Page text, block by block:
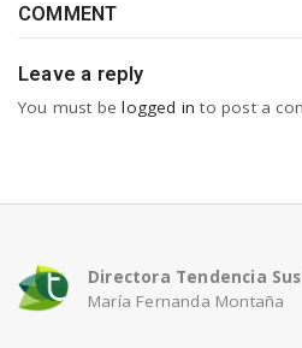
COMMENT
Leave a reply
You must belogged in to post a
Directora Tendencia
María Fernanda Montaña